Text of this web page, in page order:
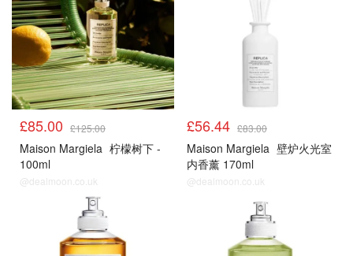
£85.00 £125.00
Maison Margiela 柠檬树下 -
100ml
@dealmoon.co.uk
£56.44 £83.00
Maison Margiela 壁炉火光室
内香薰 170ml
@dealmoon.co.uk